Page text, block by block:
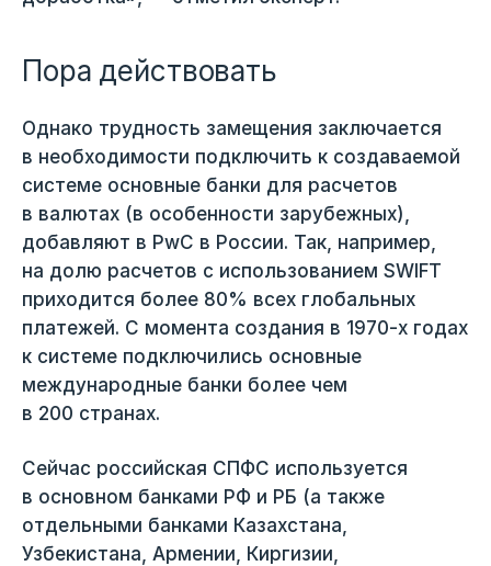
Пора действовать
Однако трудность замещения заключается
в необходимости подключить к создаваемой
системе основные банки для расчетов
в валютах (в особенности зарубежных),
добавляют в PwC в России. Так, например,
на долю расчетов с использованием SWIFT
приходится более 80% всех глобальных
платежей. С момента создания в 1970-х годах
к системе подключились основные
международные банки более чем
в 200 странах.
Сейчас российская СПФС используется
в основном банками РФ и РБ (а также
отдельными банками Казахстана,
Узбекистана, Армении, Киргизии,